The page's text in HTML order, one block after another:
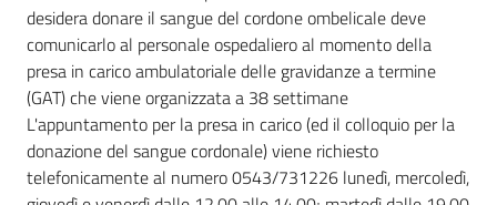
desidera donare il sangue del cordone ombelicale deve
comunicarlo al personale ospedaliero al momento della
presa in carico ambulatoriale delle gravidanze a termine
(GAT) che viene organizzata a 38 settimane
L'appuntamento per la presa in carico (ed il colloquio per la
donazione del sangue cordonale) viene richiesto
telefonicamente al numero 0543/731226 lunedì, mercoledì,